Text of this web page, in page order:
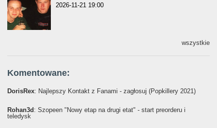
2026-11-21 19:00
wszystkie
Komentowane:
DorisRex: Najlepszy Kontakt z Fanami - zagłosuj (Popkillery 2021)
Rohan3d: Szopeen "Nowy etap na drugi etat" - start preorderu i
teledysk